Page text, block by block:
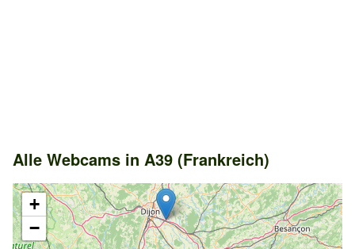
Alle Webcams in A39 (Frankreich)
+
−